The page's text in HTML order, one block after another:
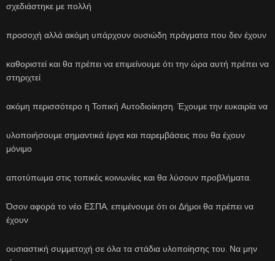
σχεδιάστηκε με πολλή
προσοχή αλλά ακόμη υπάρχουν ουσιώδη πράγματα που δεν έχουν
καθοριστεί και θα πρέπει να επιμείνουμε ότι την ώρα αυτή πρέπει να
στηριχτεί
ακόμη περισσότερο η Τοπική Αυτοδιοίκηση. Έχουμε την ευκαιρία να
υλοποιήσουμε σημαντικά έργα και παρεμβάσεις που θα έχουν
μόνιμο
αποτύπωμα στις τοπικές κοινωνίες και θα λύσουν προβλήματα.
Όσον αφορά το νέο ΕΣΠΑ, επιμένουμε ότι οι Δήμοι θα πρέπει να
έχουν
ουσιαστική συμμετοχή σε όλα τα στάδια υλοποίησης του. Να μην